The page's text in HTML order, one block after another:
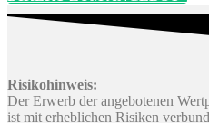
Risikohinweis:
Der Erwerb der angebotenen
ist mit erheblichen Risiken